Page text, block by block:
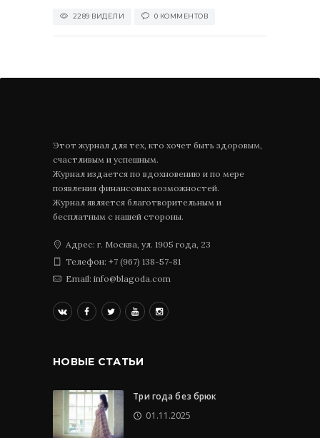
2289 ВИДЕЛИ 0 КОММЕНТОВ
Этот журнал для тех, кто хочет быть здоровым,
счастливым и успешным.
Журнал издается по вдохновению и по мере
появления финансовых возможностей.
Журнал является благотворительным и
бесплатным с нашей стороны.
Адрес: г. Москва, ул. 1905 года, 23
Телефон: +7 (967) 138-57-81
Email: info@blagoda.com
НОВЫЕ СТАТЬИ
Три года без брюк
01.11.2025